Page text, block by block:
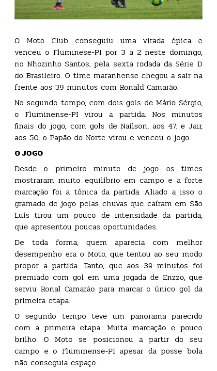
O Moto Club conseguiu uma virada épica e
venceu o Fluminese-PI por 3 a 2 neste domingo,
no Nhozinho Santos, pela sexta rodada da Série D
do Brasileiro. O time maranhense chegou a sair na
frente aos 39 minutos com Ronald Camarão.
No segundo tempo, com dois gols de Mário Sérgio,
o Fluminense-PI virou a partida. Nos minutos
finais do jogo, com gols de Naílson, aos 47, e Jair,
aos 50, o Papão do Norte virou e venceu o jogo.
O JOGO
Desde o primeiro minuto de jogo os times
mostraram muito equilíbrio em campo e a forte
marcação foi a tônica da partida. Aliado a isso o
gramado de jogo pelas chuvas que caíram em São
Luís tirou um pouco de intensidade da partida,
que apresentou poucas oportunidades.
De toda forma, quem aparecia com melhor
desempenho era o Moto, que tentou ao seu modo
propor a partida. Tanto, que aos 39 minutos foi
premiado com gol em uma jogada de Enzzo, que
serviu Ronal Camarão para marcar o único gol da
primeira etapa.
O segundo tempo teve um panorama parecido
com a primeira etapa. Muita marcação e pouco
brilho. O Moto se posicionou a partir do seu
campo e o Fluminense-PI apesar da posse bola
não conseguia espaço.